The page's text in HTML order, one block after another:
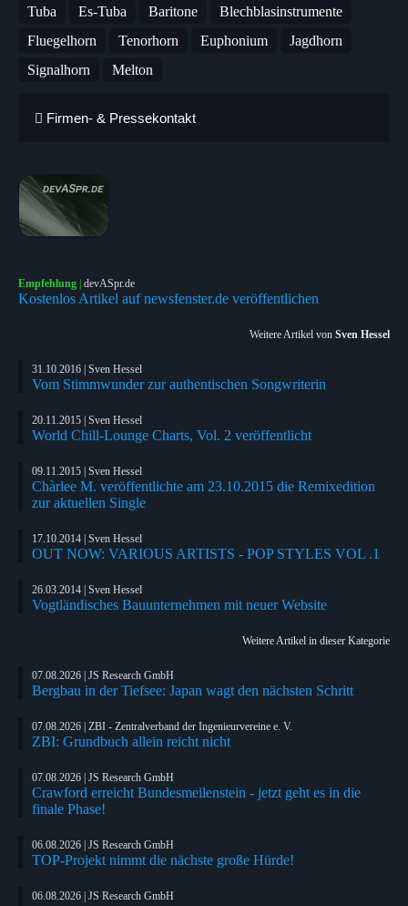
Tuba Es-Tuba Baritone
Blechblasinstrumente
Fluegelhorn
Tenorhorn Euphonium
Jagdhorn
Signalhorn
Melton
Firmen- & Pressekontakt
Empfehlung | devASpr.de
Kostenlos Artikel auf newsfenster.de veröffentlichen
Weitere Artikel von Sven Hessel
31.10.2016 | Sven Hessel
Vom Stimmwunder zur authentischen Songwriterin
20.11.2015 | Sven Hessel
World Chill-Lounge Charts, Vol. 2 veröffentlicht
09.11.2015 | Sven Hessel
Chàrlee M. veröffentlichte am 23.10.2015 die Remixedition
zur aktuellen Single
17.10.2014 | Sven Hessel
OUT NOW: VARIOUS ARTISTS - POP STYLES VOL .1
26.03.2014 | Sven Hessel
Vogtländisches Bauunternehmen mit neuer Website
Weitere Artikel in dieser Kategorie
07.08.2026 | JS Research GmbH
Bergbau in der Tiefsee: Japan wagt den nächsten Schritt
07.08.2026 | ZBI - Zentralverband der Ingenieurvereine e. V.
ZBI: Grundbuch allein reicht nicht
07.08.2026 | JS Research GmbH
Crawford erreicht Bundesmeilenstein - jetzt geht es in die
finale Phase!
06.08.2026 | JS Research GmbH
TOP-Projekt nimmt die nächste große Hürde!
06.08.2026 | JS Research GmbH